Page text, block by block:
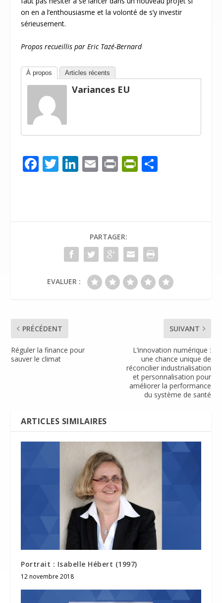
on en a l’enthousiasme et la volonté de s’y investir
sérieusement.
Propos recueillis par Eric Tazé-Bernard
À propos Articles récents
Variances EU
F
o
T Li
dI
n
E Pr Pr
e
n
dl
y
er
PARTAGER:
EVALUER :
PRÉCÉDENT
Réguler la finance pour
sauver le climat
SUIVANT
L’innovation numérique :
une chance unique de
réconcilier industrialisation
et personnalisation pour
améliorer la performance
du système de santé
ARTICLES SIMILAIRES
Portrait : Isabelle Hébert (1997)
12 novembre 2018